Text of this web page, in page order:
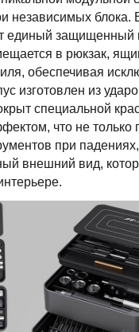
независимых блока.
единый защищенный
в рюкзак,
обеспечивая
изготовлен из
специальной
что не только
при
внешний вид,